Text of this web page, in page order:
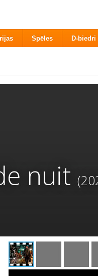
Spēles D-biedri
nuit